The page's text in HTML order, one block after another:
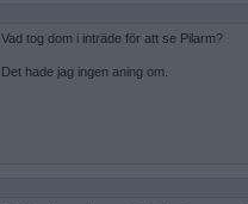
Vad tog dom i inträde för att se Pilarm?
Det hade jag ingen aning om.